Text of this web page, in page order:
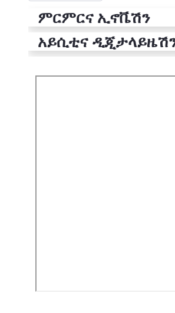
ምርምርና ኢኖቬሽን
አይሲቲና